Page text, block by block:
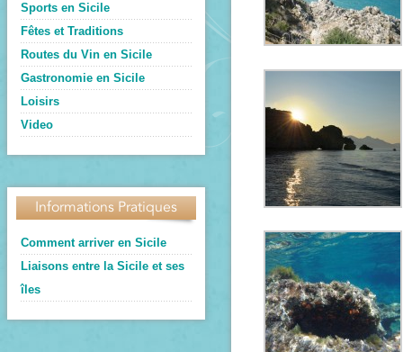
Sports en Sicile
Fêtes et Traditions
Routes du Vin en Sicile
Gastronomie en Sicile
Loisirs
Video
Informations Pratiques
Comment arriver en Sicile
Liaisons entre la Sicile et ses
îles